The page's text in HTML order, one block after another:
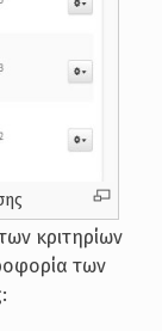
κριτηρίων
των